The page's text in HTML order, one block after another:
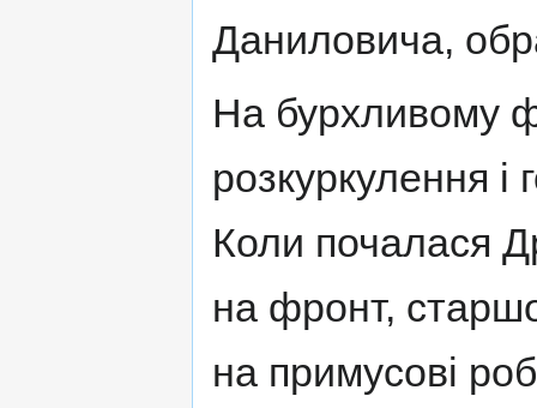
Даниловича,
На бурхливому
розкуркулення і
Коли почалася
на фронт,
на примусові